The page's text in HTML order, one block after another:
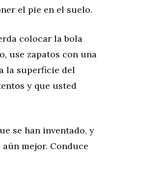
el pie en el suelo.
colocar la bola
use zapatos con una
la superficie del
y que usted
se han inventado, y
mejor. Conduce